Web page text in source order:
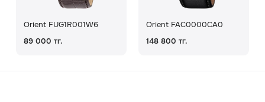
Orient FUG1R001W6
89 000 тг.
Orient FAC0000CA0
148 800 тг.